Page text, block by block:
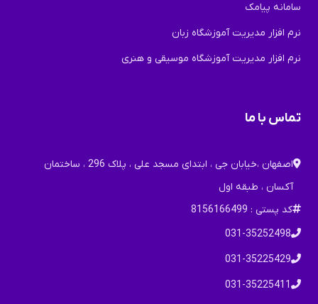
سامانه پیامک
نرم افزار مدیریت آموزشگاه زبان
نرم افزار مدیریت آموزشگاه موسیقی و هنری
تماس با ما
اصفهان ،خیابان جی ، ابتدای مسجد علی ، پلاک 296 ، ساختمان
آکسان ، طبقه اول
کد پستی : 8156166499
031-35252498
031-35225429
031-35225411